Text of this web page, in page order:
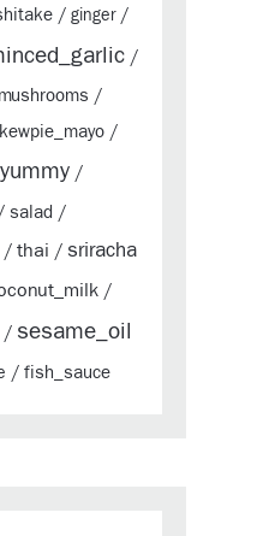
/ ginger/
/
mushrooms /
kewpie_mayo /
yummy /
salad /
/ thai / sriracha
/
/ sesame_oil
/ fish_sauce